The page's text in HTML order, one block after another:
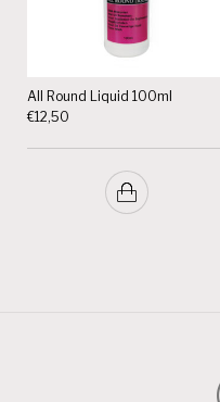
All Round Liquid 100ml
€12,50